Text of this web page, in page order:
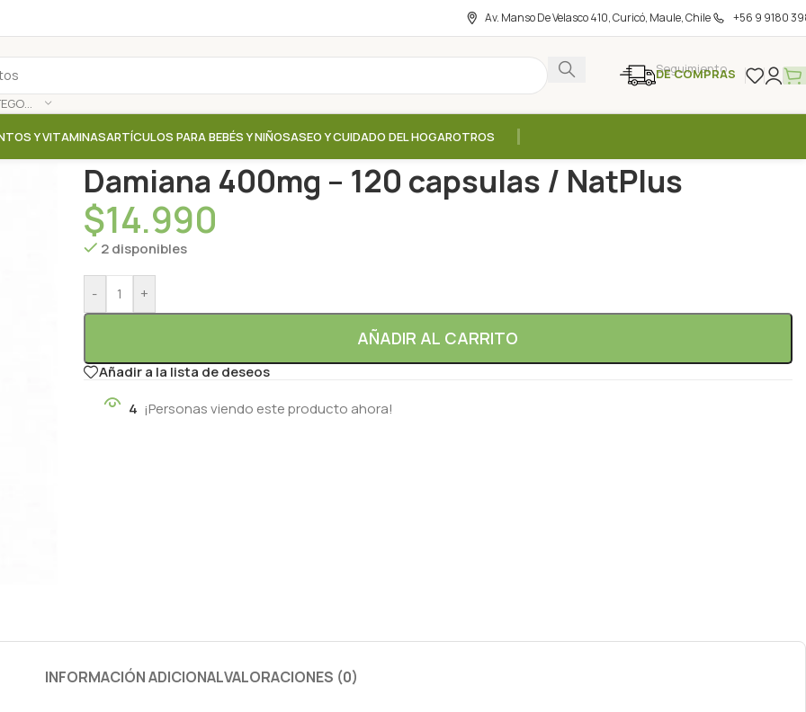
Av. Manso De Velasco 410, Curicó, Maule, Chile +56 9 9180
SELECCIONAR CATEGORÍA
Seguimiento
DE COMPRAS
Y VITAMINASARTÍCULOS PARA BEBÉS Y NIÑOSASEO Y CUIDADO DEL HOGAROTROS
Damiana 400mg – 120 capsulas / NatPlus
$14.990
2 disponibles
- +
AÑADIR AL CARRITO
Añadir a la lista de deseos
4 ¡Personas viendo este producto ahora!
INFORMACIÓN ADICIONALVALORACIONES (0)